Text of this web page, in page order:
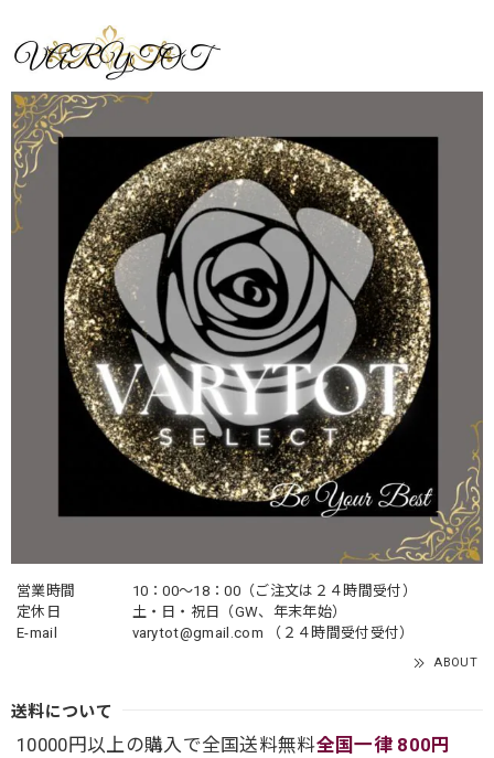
営業時間
10：00〜18：00（ご注文は２４時間受付）
定休日
土・日・祝日（GW、年末年始）
E-mail
varytot@gmail.com （２４時間受付受付）
ABOUT
送料について
10000円以上の購入で全国送料無料全国一律 800円